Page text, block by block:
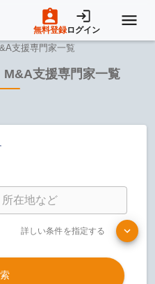
無料登録ログイン
支援専門家一覧
支援専門家一覧
詳しい条件を指定する